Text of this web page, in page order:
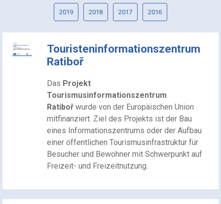
2019 2018 2017 2016
Touristeninformationszentrum
Ratiboř
Das Projekt
Tourismusinformationszentrum
Ratibořwurde von der Europäischen Union
mitfinanziert. Ziel des Projekts ist der Bau
eines Informationszentrums oder der Aufbau
einer öffentlichen Tourismusinfrastruktur für
Besucher und Bewohner mit Schwerpunkt auf
Freizeit- und Freizeitnutzung.